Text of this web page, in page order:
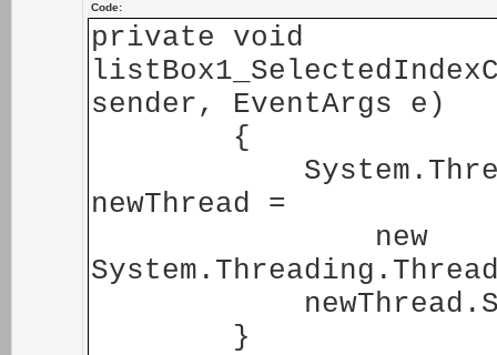
Code:
private void
sender, EventArgs e)
{
newThread =
new
}